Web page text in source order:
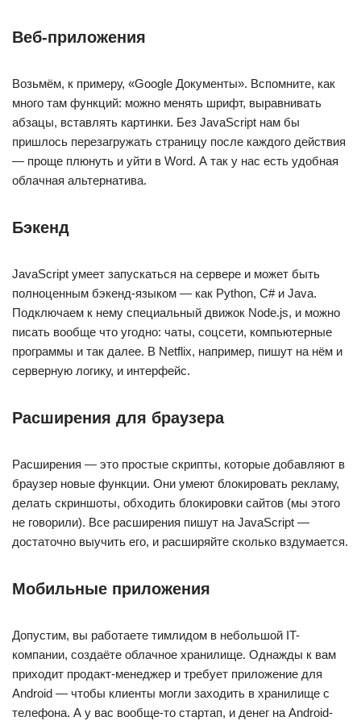
Веб-приложения
Возьмём, к примеру, «Google Документы». Вспомните, как
много там функций: можно менять шрифт, выравнивать
абзацы, вставлять картинки. Без JavaScript нам бы
пришлось перезагружать страницу после каждого действия
— проще плюнуть и уйти в Word. А так у нас есть удобная
облачная альтернатива.
Бэкенд
JavaScript умеет запускаться на сервере и может быть
полноценным бэкенд-языком — как Python, С# и Java.
Подключаем к нему специальный движок Node.js, и можно
писать вообще что угодно: чаты, соцсети, компьютерные
программы и так далее. В Netflix, например, пишут на нём и
серверную логику, и интерфейс.
Расширения для браузера
Расширения — это простые скрипты, которые добавляют в
браузер новые функции. Они умеют блокировать рекламу,
делать скриншоты, обходить блокировки сайтов (мы этого
не говорили). Все расширения пишут на JavaScript —
достаточно выучить его, и расширяйте сколько вздумается.
Мобильные приложения
Допустим, вы работаете тимлидом в небольшой IT-
компании, создаёте облачное хранилище. Однажды к вам
приходит продакт-менеджер и требует приложение для
Android — чтобы клиенты могли заходить в хранилище с
телефона. А у вас вообще-то стартап, и денег на Android-